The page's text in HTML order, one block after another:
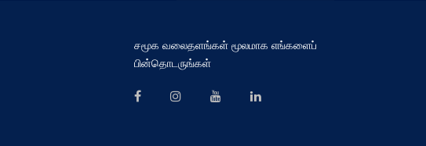
சமூக வலைதளங்கள் மூலமாக எங்களைப்
பின்தொடருங்கள்